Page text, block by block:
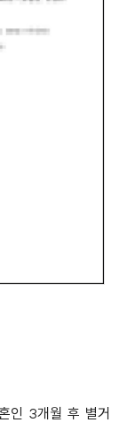
인 3개월 후 별거